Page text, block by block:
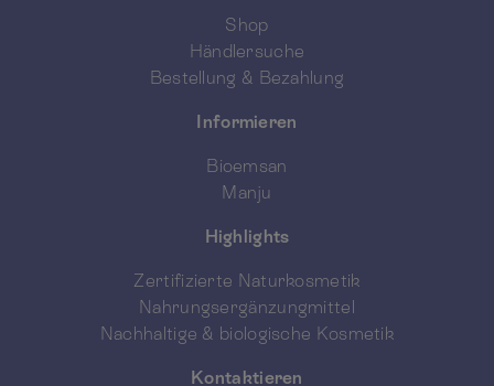
Shop
Händlersuche
Bestellung & Bezahlung
Informieren
Bioemsan
Manju
Highlights
Zertifizierte Naturkosmetik
Nahrungsergänzungmittel
Nachhaltige & biologische Kosmetik
Kontaktieren